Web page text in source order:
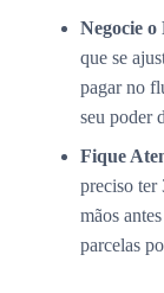
Negocie o
que se
pagar no
seu poder
Fique
preciso ter
mãos
parcelas